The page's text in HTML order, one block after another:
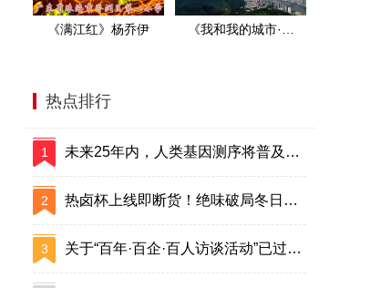
《满江红》杨乔伊
《我和我的城市·珠
热点排行
1 未来25年内，人类基因测序将普及？ ——从华大实践看凯文·凯利预言可能性
2 热卤杯上线即断货！绝味破局冬日淡季，开辟餐桌新增量
3 关于“百年·百企·百人访谈活动”已过宣传时效的公告